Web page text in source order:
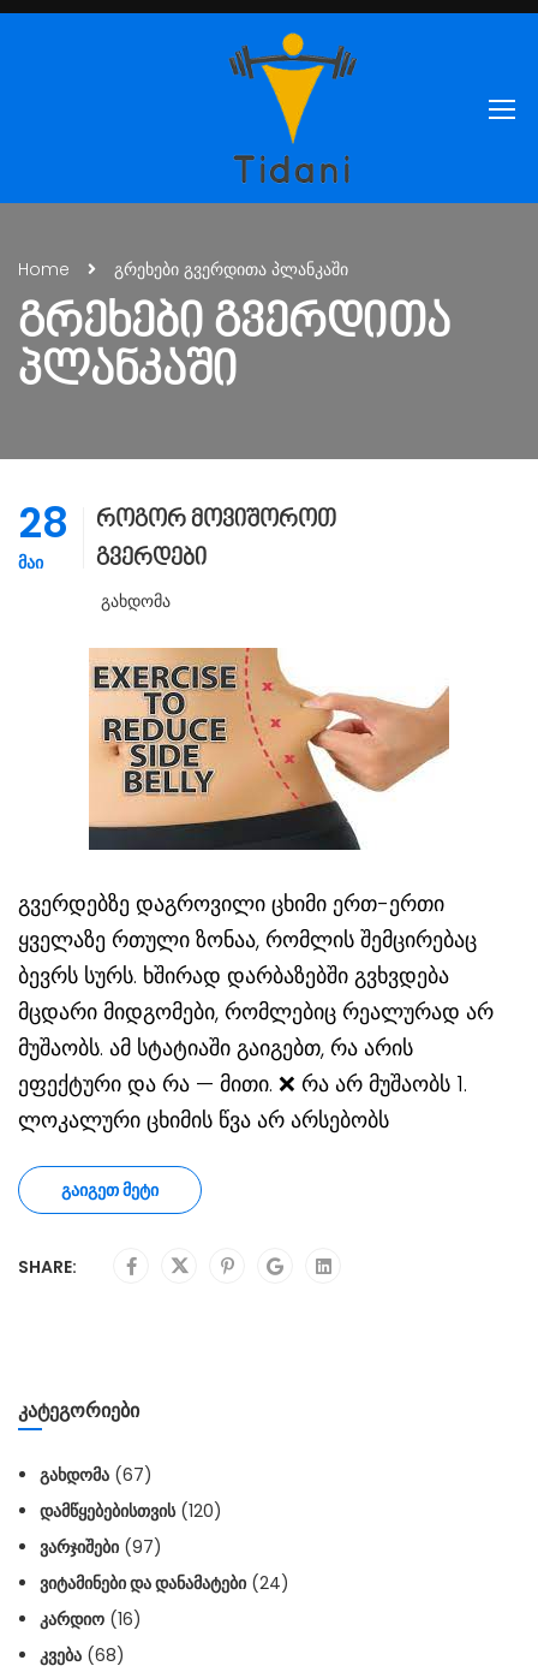
Home გრეხები გვერდითა პლანკაში
ᲒᲠᲔᲮᲔᲑᲘ ᲒᲕᲔᲠᲓᲘᲗᲐ
ᲞᲚᲐᲜᲙᲐᲨᲘ
28
ᲛᲐᲘ
როგორ მოვიშოროთ
გვერდები
Გახდომა
გვერდებზე დაგროვილი ცხიმი ერთ-ერთი
ყველაზე რთული ზონაა, რომლის შემცირებაც
ბევრს სურს. ხშირად დარბაზებში გვხვდება
მცდარი მიდგომები, რომლებიც რეალურად არ
მუშაობს. ამ სტატიაში გაიგებთ, რა არის
ეფექტური და რა — მითი. ❌ რა არ მუშაობს 1.
ლოკალური ცხიმის წვა არ არსებობს
ᲒᲐᲘᲒᲔᲗ ᲛᲔᲢᲘ
SHARE:
ᲙᲐᲢᲔᲒᲝᲠᲘᲔᲑᲘ
ᲒᲐᲮᲓᲝᲛᲐ (67)
ᲓᲐᲛᲬᲧᲔᲑᲔᲑᲘᲡᲗᲕᲘᲡ(120)
ᲕᲐᲠᲯᲘᲨᲔᲑᲘ (97)
ᲕᲘᲢᲐᲛᲘᲜᲔᲑᲘ ᲓᲐ ᲓᲐᲜᲐᲛᲐᲢᲔᲑᲘ (24)
ᲙᲐᲠᲓᲘᲝ (16)
ᲙᲕᲔᲑᲐ (68)